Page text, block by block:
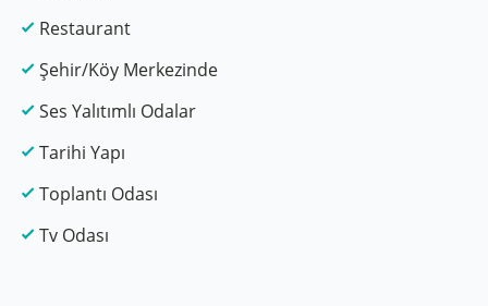
Restaurant
Şehir/Köy Merkezinde
Ses Yalıtımlı Odalar
Tarihi Yapı
Toplantı Odası
Tv Odası